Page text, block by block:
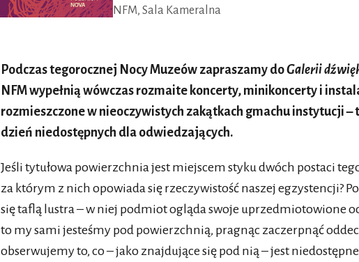
NFM, Sala Kameralna
Podczas tegorocznej Nocy Muzeów zapraszamy doGalerii
NFM wypełnią wówczas rozmaite koncerty, minikoncerty i
rozmieszczone w nieoczywistych zakątkach gmachu instytucji –
dzień niedostępnych dla odwiedzających.
Jeśli tytułowa powierzchnia jest miejscem styku dwóch postaci
za którym z nich opowiada się rzeczywistość naszej egzystencji?
się taflą lustra – w niej podmiot ogląda swoje uprzedmiotowione
to my sami jesteśmy pod powierzchnią, pragnąc zaczerpnąć
obserwujemy to, co – jako znajdujące się pod nią – jest